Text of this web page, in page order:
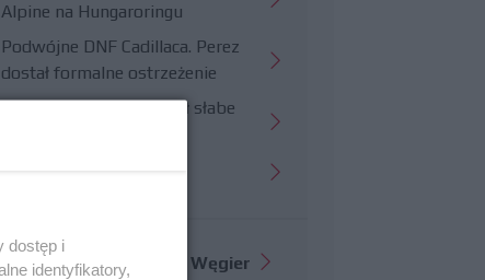
Alpine na Hungaroringu
Podwójne DNF Cadillaca. Perez
dostał formalne ostrzeżenie
Hungaroring potwierdził słabe
Więcej informacji o GP Węgier
dostęp i
identyfikatory,